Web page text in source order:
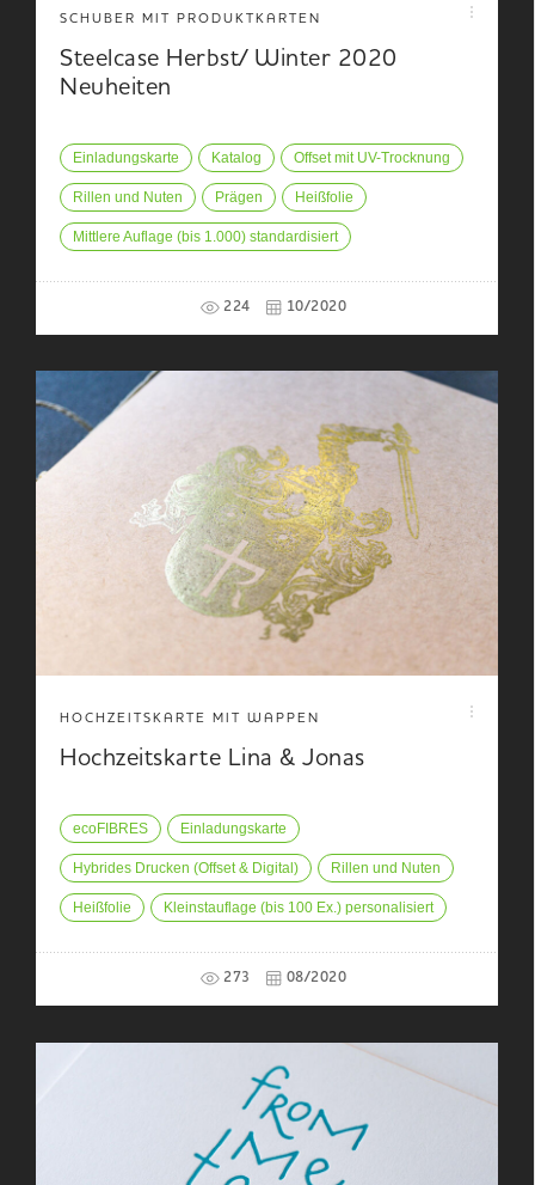
SCHUBER MIT PRODUKTKARTEN
Steelcase Herbst/ Winter 2020
Neuheiten
Einladungskarte Katalog Offset mit UV-Trocknung
Rillen und Nuten Prägen Heißfolie
Mittlere Auflage (bis 1.000) standardisiert
224 10/2020
HOCHZEITSKARTE MIT WAPPEN
Hochzeitskarte Lina & Jonas
ecoFIBRES Einladungskarte
Hybrides Drucken (Offset & Digital) Rillen und Nuten
Heißfolie Kleinstauflage (bis 100 Ex.) personalisiert
273 08/2020